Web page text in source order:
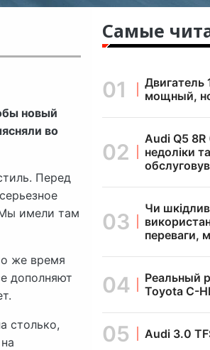
новый
во
Перед
имели там
же время
дополняют
столько,
Самые
Двигатель
мощный,
Audi Q5
недоліки
Чи
переваги,
Реальный
Toyota C-
Audi 3.0